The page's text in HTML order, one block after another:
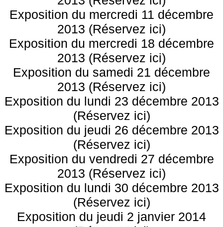
Exposition du mercredi 11 décembre
2013 (Réservez ici)
Exposition du mercredi 18 décembre
2013 (Réservez ici)
Exposition du samedi 21 décembre
2013 (Réservez ici)
Exposition du lundi 23 décembre 2013
(Réservez ici)
Exposition du jeudi 26 décembre 2013
(Réservez ici)
Exposition du vendredi 27 décembre
2013 (Réservez ici)
Exposition du lundi 30 décembre 2013
(Réservez ici)
Exposition du jeudi 2 janvier 2014